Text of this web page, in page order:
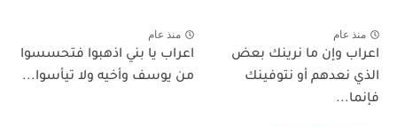
منذ عام
اعراب وإن ما نرينك بعض
الذي نعدهم أو نتوفينك
فإنما...
منذ عام
اعراب يا بني اذهبوا فتحسسوا
من يوسف وأخيه ولا تيأسوا...